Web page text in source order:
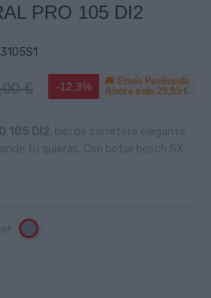
PRO 105 DI2
€ -12,3%
🚚 Envío Península
Ahora solo 29,95 €
Gris